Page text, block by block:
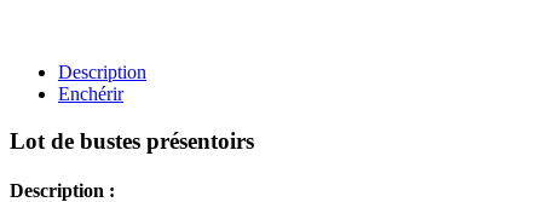
Description
Enchérir
Lot de bustes présentoirs
Description :